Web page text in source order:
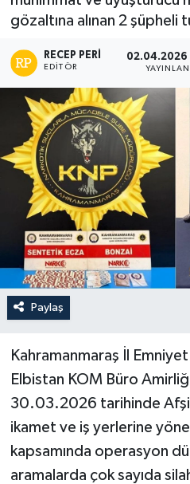
gözaltına alınan 2 şüpheli
RECEP PERI
EDITÖR
02.04.2026
Paylaş
Kahramanmaraş İl
Elbistan KOM Büro
30.03.2026 tarihinde
ikamet ve iş yerlerine
kapsamında operasyon
aramalarda çok sayıda
Haber Arşivi